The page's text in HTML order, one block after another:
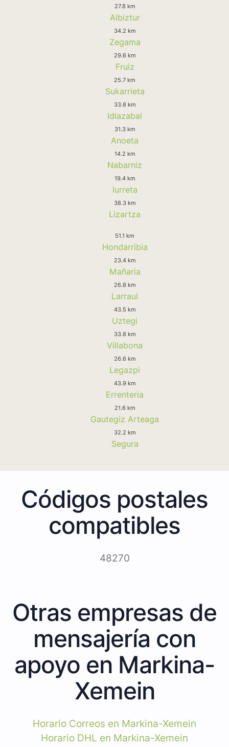
27.8 km
Albiztur
34.2 km
Zegama
29.6 km
Fruiz
25.7 km
Sukarrieta
33.8 km
Idiazabal
31.3 km
Anoeta
14.2 km
Nabarniz
19.4 km
Iurreta
38.3 km
Lizartza
51.1 km
Hondarribia
23.4 km
Mañaria
26.8 km
Larraul
43.5 km
Uztegi
33.8 km
Villabona
26.6 km
Legazpi
43.9 km
Errenteria
21.6 km
Gautegiz Arteaga
32.2 km
Segura
Códigos postales
compatibles
48270
Otras empresas de
mensajería con
apoyo en Markina-
Xemein
Horario Correos en Markina-Xemein
Horario DHL en Markina-Xemein